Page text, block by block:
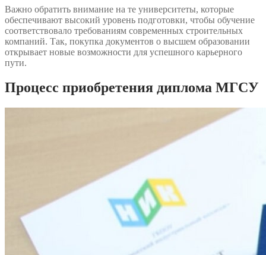
Важно обратить внимание на те университеты, которые
обеспечивают высокий уровень подготовки, чтобы обучение
соответствовало требованиям современных строительных
компаний. Так, покупка документов о высшем образовании
открывает новые возможности для успешного карьерного
пути.
Процесс приобретения диплома МГСУ